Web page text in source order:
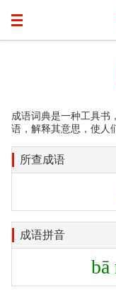
成语词典是一种工具书
语，解释其意思，使人
所查成语
成语拼音
bā